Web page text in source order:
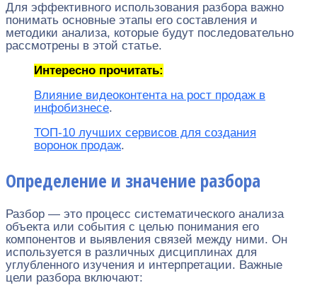
Для эффективного использования разбора важно
понимать основные этапы его составления и
методики анализа, которые будут последовательно
рассмотрены в этой статье.
Интересно прочитать:
Влияние видеоконтента на рост продаж в
инфобизнесе.
ТОП-10 лучших сервисов для создания
воронок продаж.
Определение и значение разбора
Разбор — это процесс систематического анализа
объекта или события с целью понимания его
компонентов и выявления связей между ними. Он
используется в различных дисциплинах для
углубленного изучения и интерпретации. Важные
цели разбора включают: